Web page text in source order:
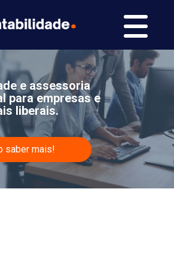
e assessoria
para empresas e
liberais.
saber mais!